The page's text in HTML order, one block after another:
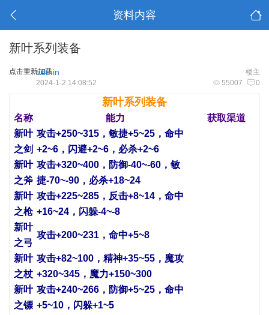
资料内容
新叶系列装备
点击重新加载 楼主
admin
55007 0
2024-1-2 14:08:52
新叶系列装备
名称 能力
获取渠道
新叶
之剑
攻击+250~315，敏捷+5~25，命中
+2~6，闪避+2~6，必杀+2~6
新叶
之斧
攻击+320~400，防御-40~-60，敏
捷-70~-90，必杀+18~24
新叶
之枪
攻击+225~285，反击+8~14，命中
+16~24，闪躲-4~-8
新叶
之弓
攻击+200~231，命中+5~8
新叶
之杖
攻击+82~100，精神+35~55，魔攻
+320~345，魔力+150~300
新叶
之镖
攻击+240~266，防御+5~25，命中
+5~10，闪躲+1~5